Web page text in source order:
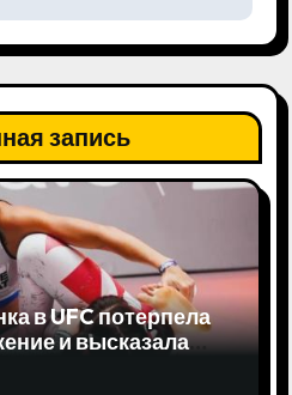
запись
в UFC потерпела
и высказала